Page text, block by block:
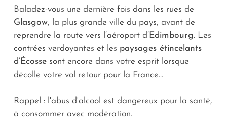
Baladez-vous une dernière fois dans les rues de
Glasgow, la plus grande ville du pays, avant de
reprendre la route vers l’aéroport d’ Edimbourg. Les
contrées verdoyantes et les paysages étincelants
d’Écosse sont encore dans votre esprit lorsque
décolle votre vol retour pour la France…
Rappel : l'abus d'alcool est dangereux pour la santé,
à consommer avec modération.